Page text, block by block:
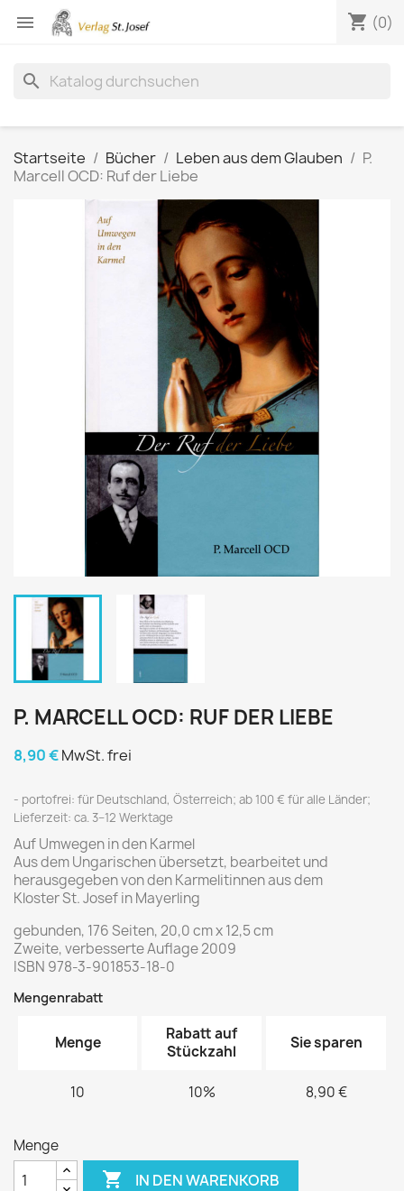
 shopping_cart (0)
search
Startseite Bücher Leben aus dem Glauben
P.
Marcell OCD: Ruf der Liebe
P. MARCELL OCD: RUF DER LIEBE
8,90 €MwSt. frei
portofrei: für Deutschland, Österreich; ab 100 € für alle Länder;
Lieferzeit: ca. 3–12 Werktage
Auf Umwegen in den Karmel
Aus dem Ungarischen übersetzt, bearbeitet und
herausgegeben von den Karmelitinnen aus dem
Kloster St. Josef in Mayerling
gebunden, 176 Seiten, 20,0 cm x 12,5 cm
Zweite, verbesserte Auflage 2009
ISBN 978-3-901853-18-0
Mengenrabatt
Menge
Rabatt auf
Stückzahl
Sie sparen
10 10% 8,90 €
Menge
 IN DEN WARENKORB